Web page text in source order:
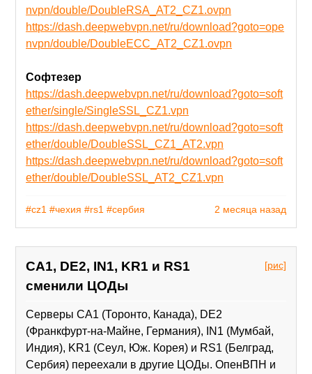
nvpn/double/DoubleRSA_AT2_CZ1.ovpn
https://dash.deepwebvpn.net/ru/download?goto=ope
nvpn/double/DoubleECC_AT2_CZ1.ovpn
Софтезер
https://dash.deepwebvpn.net/ru/download?goto=soft
ether/single/SingleSSL_CZ1.vpn
https://dash.deepwebvpn.net/ru/download?goto=soft
ether/double/DoubleSSL_CZ1_AT2.vpn
https://dash.deepwebvpn.net/ru/download?goto=soft
ether/double/DoubleSSL_AT2_CZ1.vpn
2 месяца назад
#cz1 #чехия #rs1 #сербия
[рис]
CA1, DE2, IN1, KR1 и RS1
сменили ЦОДы
Серверы CA1 (Торонто, Канада), DE2
(Франкфурт-на-Майне, Германия), IN1 (Мумбай,
Индия), KR1 (Сеул, Юж. Корея) и RS1 (Белград,
Сербия) переехали в другие ЦОДы. ОпенВПН и